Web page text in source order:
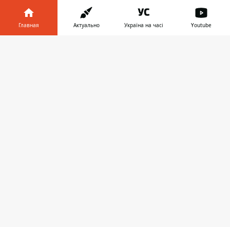
Главная Актуально Україна на часі Youtube